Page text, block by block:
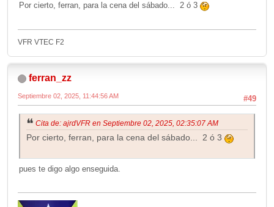
Por cierto, ferran, para la cena del sábado... 2 ó 3
VFR VTEC F2
ferran_zz
#49
Septiembre 02, 2025, 11:44:56 AM
Cita de: ajrdVFR en Septiembre 02, 2025, 02:35:07 AM
Por cierto, ferran, para la cena del sábado... 2 ó 3
pues te digo algo enseguida.